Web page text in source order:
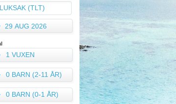
29 AUG 2026
1 VUXEN
0 BARN (2-11 ÅR)
0 BARN (0-1 ÅR)